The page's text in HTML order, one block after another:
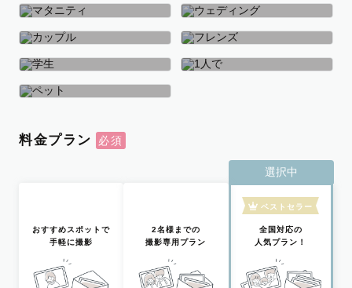
ファミリー ニューボーン
マタニティ ウェディング
カップル フレンズ
学生
料金プラン
おすすめスポットで
手軽に撮影
2名様までの
撮影専用プラン
選択中
ベストセラー
全国対応の
人気プラン！